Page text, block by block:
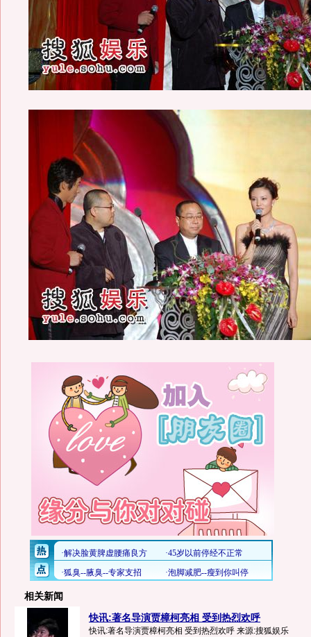
相关新闻
快讯:著名导演贾樟柯亮相 受到热烈欢呼
快讯:著名导演贾樟柯亮相 受到热烈欢呼 来源:搜狐娱乐